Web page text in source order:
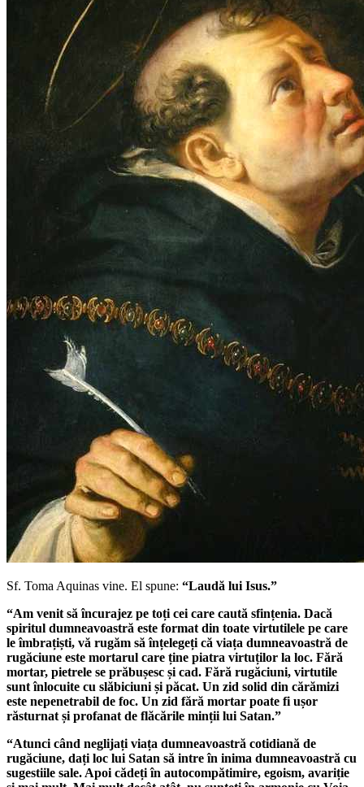
Sf. Toma Aquinas vine. El spune: “Laudă lui Isus.”
“Am venit să încurajez pe toți cei care caută sfințenia. Dacă
spiritul dumneavoastră este format din toate virtutilele pe care
le îmbrațiști, vă rugăm să înțelegeți că viața dumneavoastră de
rugăciune este mortarul care ține piatra virtuților la loc. Fără
mortar, pietrele se prăbușesc și cad. Fără rugăciuni, virtutile
sunt înlocuite cu slăbiciuni și păcat. Un zid solid din cărămizi
este nepenetrabil de foc. Un zid fără mortar poate fi ușor
răsturnat și profanat de flăcările minții lui Satan.”
“Atunci când neglijați viața dumneavoastră cotidiană de
rugăciune, dați loc lui Satan să intre în inima dumneavoastră cu
sugestiile sale. Apoi cădeți în autocompătimire, egoism, avariție